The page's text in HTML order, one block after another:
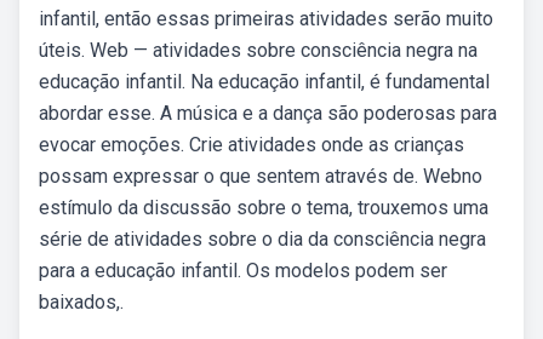
infantil, então essas primeiras atividades serão muito
úteis. Web — atividades sobre consciência negra na
educação infantil. Na educação infantil, é fundamental
abordar esse. A música e a dança são poderosas para
evocar emoções. Crie atividades onde as crianças
possam expressar o que sentem através de. Webno
estímulo da discussão sobre o tema, trouxemos uma
série de atividades sobre o dia da consciência negra
para a educação infantil. Os modelos podem ser
baixados,.